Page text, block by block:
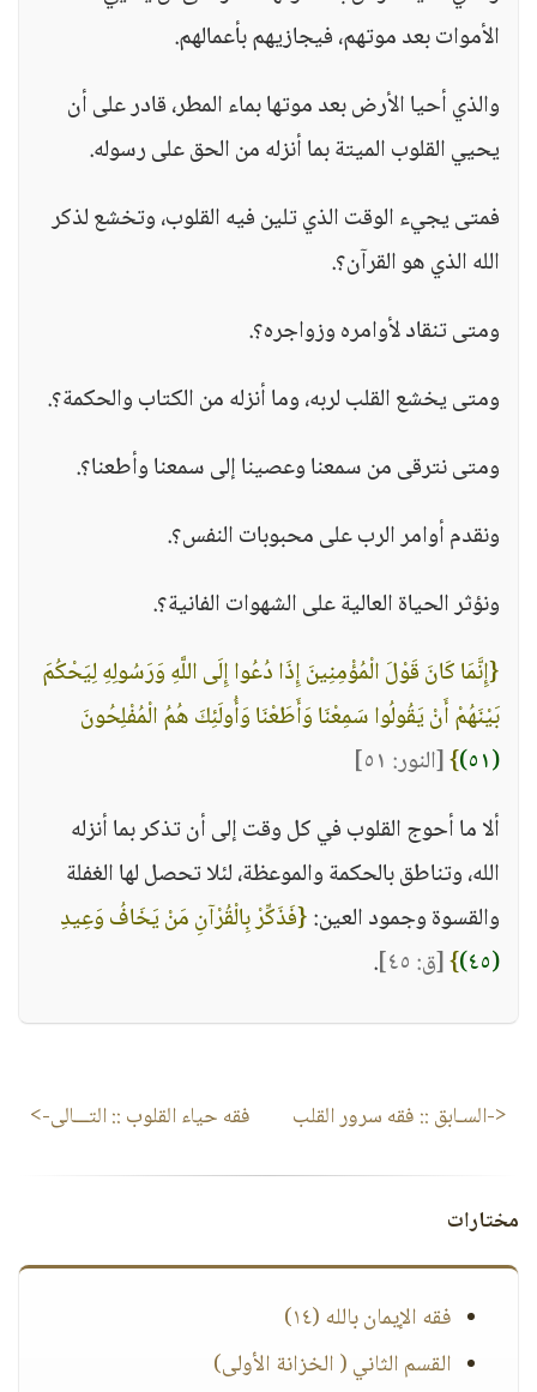
الأموات بعد موتهم، فيجازيهم بأعمالهم.
والذي أحيا الأرض بعد موتها بماء المطر، قادر على أن
يحيي القلوب الميتة بما أنزله من الحق على رسوله.
فمتى يجيء الوقت الذي تلين فيه القلوب، وتخشع لذكر
الله الذي هو القرآن؟.
ومتى تنقاد لأوامره وزواجره؟.
ومتى يخشع القلب لربه، وما أنزله من الكتاب والحكمة؟.
ومتى نترقى من سمعنا وعصينا إلى سمعنا وأطعنا؟.
ونقدم أوامر الرب على محبوبات النفس؟.
ونؤثر الحياة العالية على الشهوات الفانية؟.
{إِنَّمَا كَانَ قَوْلَ الْمُؤْمِنِينَ إِذَا دُعُوا إِلَى اللَّهِ وَرَسُولِهِ لِيَحْكُمَ
بَيْنَهُمْ أَنْ يَقُولُوا سَمِعْنَا وَأَطَعْنَا وَأُولَئِكَ هُمُ الْمُفْلِحُونَ
(٥١)
}[النور: ٥١]
ألا ما أحوج القلوب في كل وقت إلى أن تذكر بما أنزله
الله، وتناطق بالحكمة والموعظة، لئلا تحصل لها الغفلة
والقسوة وجمود العين:{فَذَكِّرْ بِالْقُرْآنِ مَنْ يَخَافُ وَعِيدِ
(٤٥)
}[ق: ٤٥] .
<-السـابق :: فقه سرور القلب فقه حياء القلوب :: التـــالى->
مختارات
فقه الإيمان بالله (١٤)
القسم الثاني ( الخزانة الأولى)